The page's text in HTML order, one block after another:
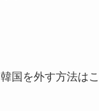
国を外す方法は